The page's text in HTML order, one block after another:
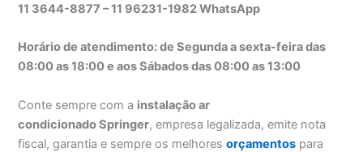
11 3644-8877 – 11 96231-1982 WhatsApp
Horário de atendimento: de Segunda a sexta-feira das
08:00 as 18:00 e aos Sábados das 08:00 as 13:00
Conte sempre com a instalação ar
condicionado Springer, empresa legalizada, emite nota
fiscal, garantia e sempre os melhoresorçamentos para